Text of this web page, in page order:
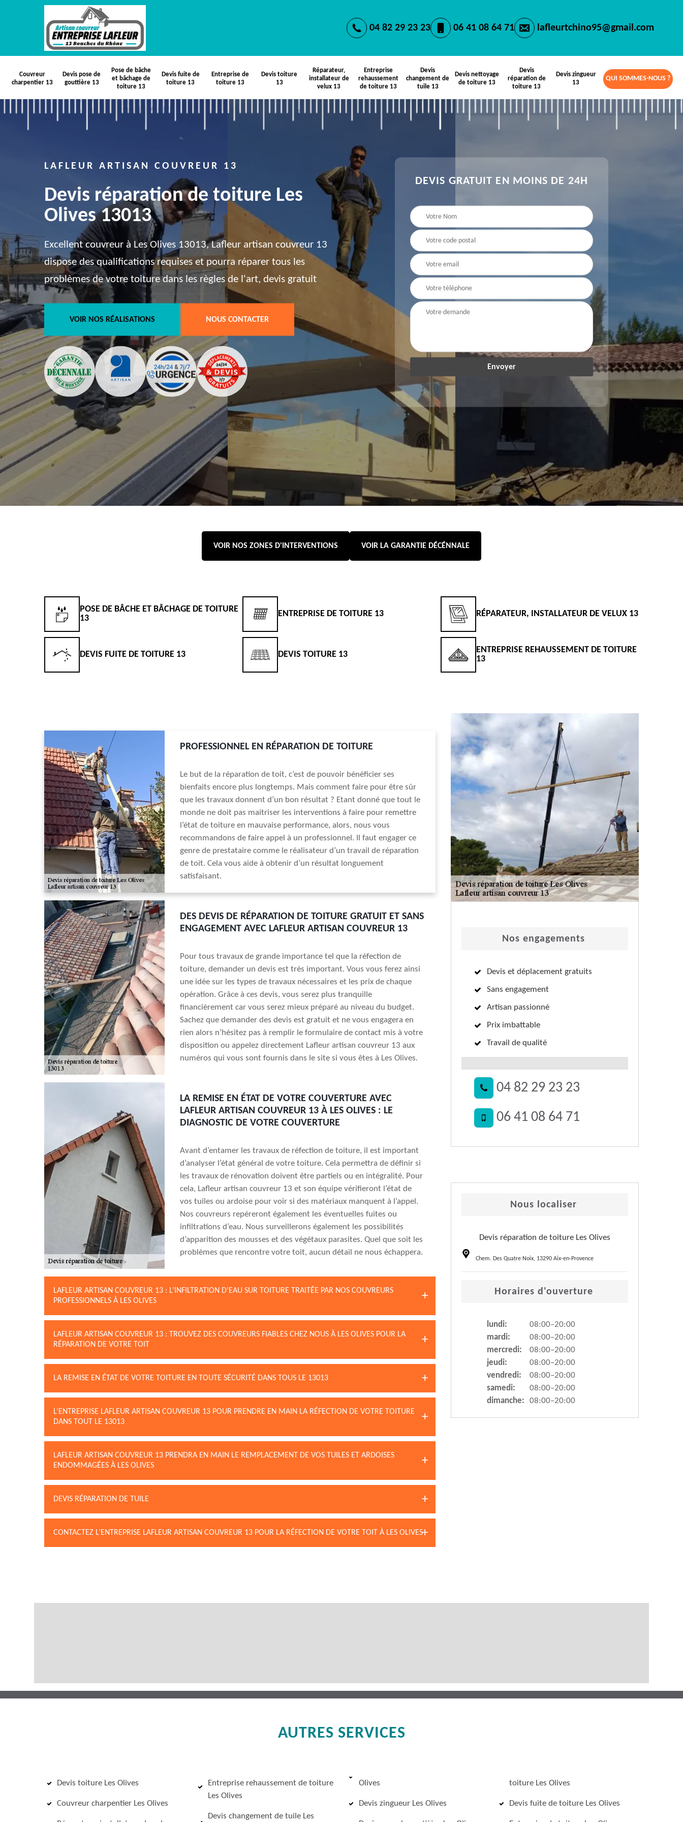
04 82 29 23 23 06 41 08 64 71 lafleurtchino95@gmail.com
Couvreur
charpentier 13
Devis pose de
gouttière 13
Pose de bâche
et bâchage de
toiture 13
Devis fuite de
toiture 13
Entreprise de
toiture 13
Devis toiture
13
Réparateur,
installateur de
velux 13
Entreprise
rehaussement
de toiture 13
Devis
changement de
tuile 13
Devis nettoyage
de toiture 13
Devis
réparation de
toiture 13
Devis zingueur
13
QUI SOMMES-NOUS ?
LAFLEUR ARTISAN COUVREUR 13
Devis réparation de toiture Les
Olives 13013
Excellent couvreur à Les Olives 13013, Lafleur artisan couvreur 13
dispose des qualifications requises et pourra réparer tous les
problèmes de votre toiture dans les règles de l'art, devis gratuit
VOIR NOS RÉALISATIONS NOUS CONTACTER
DEVIS GRATUIT EN MOINS DE 24H
VOIR NOS ZONES D'INTERVENTIONS VOIR LA GARANTIE DÉCÉNNALE
POSE DE BÂCHE ET BÂCHAGE DE TOITURE
13
DEVIS FUITE DE TOITURE 13
ENTREPRISE DE TOITURE 13
DEVIS TOITURE 13
RÉPARATEUR, INSTALLATEUR DE VELUX 13
ENTREPRISE REHAUSSEMENT DE TOITURE
13
PROFESSIONNEL EN RÉPARATION DE TOITURE
Le but de la réparation de toit, c’est de pouvoir bénéficier ses
bienfaits encore plus longtemps. Mais comment faire pour être sûr
que les travaux donnent d’un bon résultat ? Etant donné que tout le
monde ne doit pas maitriser les interventions à faire pour remettre
l’état de toiture en mauvaise performance, alors, nous vous
recommandons de faire appel à un professionnel. Il faut engager ce
genre de prestataire comme le réalisateur d’un travail de réparation
de toit. Cela vous aide à obtenir d’un résultat longuement
satisfaisant.
DES DEVIS DE RÉPARATION DE TOITURE GRATUIT ET SANS
ENGAGEMENT AVEC LAFLEUR ARTISAN COUVREUR 13
Pour tous travaux de grande importance tel que la réfection de
toiture, demander un devis est très important. Vous vous ferez ainsi
une idée sur les types de travaux nécessaires et les prix de chaque
opération. Grâce à ces devis, vous serez plus tranquille
financièrement car vous serez mieux préparé au niveau du budget.
Sachez que demander des devis est gratuit et ne vous engagera en
rien alors n’hésitez pas à remplir le formulaire de contact mis à votre
disposition ou appelez directement Lafleur artisan couvreur 13 aux
numéros qui vous sont fournis dans le site si vous êtes à Les Olives.
LA REMISE EN ÉTAT DE VOTRE COUVERTURE AVEC
LAFLEUR ARTISAN COUVREUR 13 À LES OLIVES : LE
DIAGNOSTIC DE VOTRE COUVERTURE
Avant d’entamer les travaux de réfection de toiture, il est important
d’analyser l’état général de votre toiture. Cela permettra de définir si
les travaux de rénovation doivent être partiels ou en intégralité. Pour
cela, Lafleur artisan couvreur 13 et son équipe vérifieront l’état de
vos tuiles ou ardoise pour voir si des matériaux manquent à l’appel.
Nos couvreurs repéreront également les éventuelles fuites ou
infiltrations d’eau. Nous surveillerons également les possibilités
d’apparition des mousses et des végétaux parasites. Quel que soit les
problèmes que rencontre votre toit, aucun détail ne nous échappera.
LAFLEUR ARTISAN COUVREUR 13 : L’INFILTRATION D’EAU SUR TOITURE TRAITÉE PAR NOS COUVREURS
PROFESSIONNELS À LES OLIVES
LAFLEUR ARTISAN COUVREUR 13 : TROUVEZ DES COUVREURS FIABLES CHEZ NOUS À LES OLIVES POUR LA
RÉPARATION DE VOTRE TOIT
LA REMISE EN ÉTAT DE VOTRE TOITURE EN TOUTE SÉCURITÉ DANS TOUS LE 13013
L’ENTREPRISE LAFLEUR ARTISAN COUVREUR 13 POUR PRENDRE EN MAIN LA RÉFECTION DE VOTRE TOITURE
DANS TOUT LE 13013
LAFLEUR ARTISAN COUVREUR 13 PRENDRA EN MAIN LE REMPLACEMENT DE VOS TUILES ET ARDOISES
ENDOMMAGÉES À LES OLIVES
DEVIS RÉPARATION DE TUILE
CONTACTEZ L’ENTREPRISE LAFLEUR ARTISAN COUVREUR 13 POUR LA RÉFECTION DE VOTRE TOIT À LES OLIVES
Nos engagements
Devis et déplacement gratuits
Sans engagement
Artisan passionné
Prix imbattable
Travail de qualité
04 82 29 23 23
06 41 08 64 71
Nous localiser
Devis réparation de toiture Les Olives
Chem. Des Quatre Noix, 13290 Aix-en-Provence
Horaires d'ouverture
lundi:
08:00–20:00
mardi:
08:00–20:00
mercredi:
08:00–20:00
jeudi:
08:00–20:00
vendredi:
08:00–20:00
samedi:
08:00–20:00
dimanche:
08:00–20:00
AUTRES SERVICES
Devis toiture Les Olives
Couvreur charpentier Les Olives
Entreprise rehaussement de toiture
Les Olives
Devis changement de tuile Les
Olives
Devis zingueur Les Olives
toiture Les Olives
Devis fuite de toiture Les Olives